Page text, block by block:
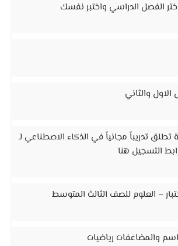
اختر الفصل الدراسي واختبر نفسك
والثاني
تدريباً مجانياً في الذكاء الاصطناعي لـ
– العلوم للصف الثالث المتوسط
والمضاعفات رياضيات